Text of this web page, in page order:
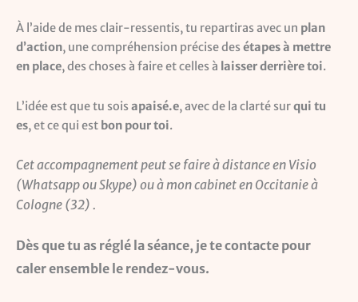
À l’aide de mes clair-ressentis, tu repartiras avec un plan
d’action, une compréhension précise desétapes à mettre
en place, des choses à faire et celles à laisser derrière toi.
L’idée est que tu soisapaisé.e, avec de la clarté surqui tu
es, et ce qui est bon pour toi.
Cet accompagnement peut se faire à distance en Visio
(Whatsapp ou Skype) ou à mon cabinet en Occitanie à
Cologne (32) .
Dès que tu as réglé la séance, je te contacte pour
caler ensemble le rendez-vous.